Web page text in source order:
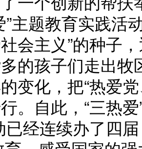
”主题教育实践活
会主义”的种子
孩子们走出牧
变化，把“热爱
。自此，“三热
经连续办了四届